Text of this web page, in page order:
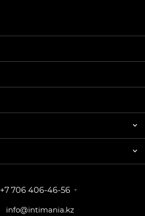
+7 706 406-46-56
info@intimania.kz